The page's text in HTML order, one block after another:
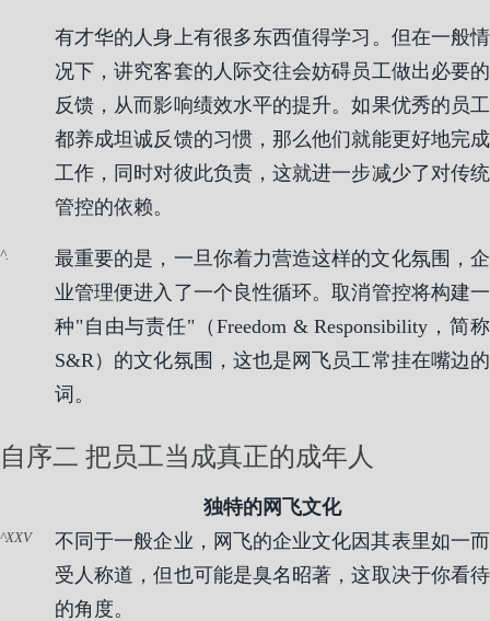
有才华的人身上有很多东西值得学习。但在一般情
况下，讲究客套的人际交往会妨碍员工做出必要的
反馈，从而影响绩效水平的提升。如果优秀的员工
都养成坦诚反馈的习惯，那么他们就能更好地完成
工作，同时对彼此负责，这就进一步减少了对传统
管控的依赖。
.
最重要的是，一旦你着力营造这样的文化氛围，企
业管理便进入了一个良性循环。取消管控将构建一
种"自由与责任"（Freedom & Responsibility，简称
S&R）的文化氛围，这也是网飞员工常挂在嘴边的
词。
自序二 把员工当成真正的成年人
独特的网飞文化
XXV
不同于一般企业，网飞的企业文化因其表里如一而
受人称道，但也可能是臭名昭著，这取决于你看待
的角度。